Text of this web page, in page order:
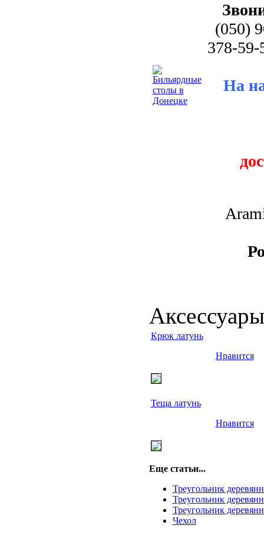
(050)
378-59-
На
Крюк латунь
Нравится
Теща латунь
Нравится
Еще статьи...
Треугольник
Треугольник
Треугольник
Чехол